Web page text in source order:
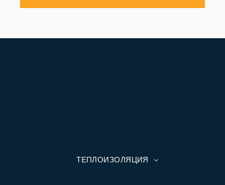
ТЕПЛОИЗОЛЯЦИЯ